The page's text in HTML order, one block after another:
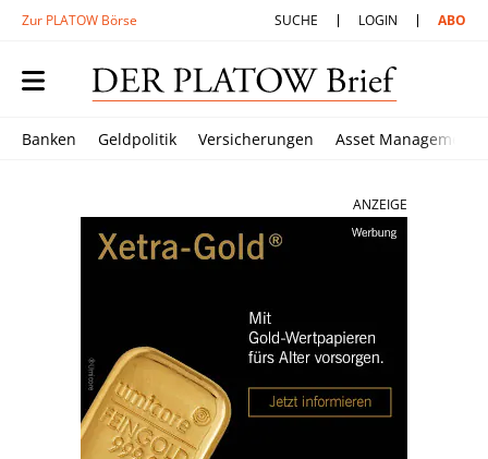
Zur PLATOW Börse SUCHE LOGIN ABO
Banken Geldpolitik Versicherungen Asset Management
ANZEIGE